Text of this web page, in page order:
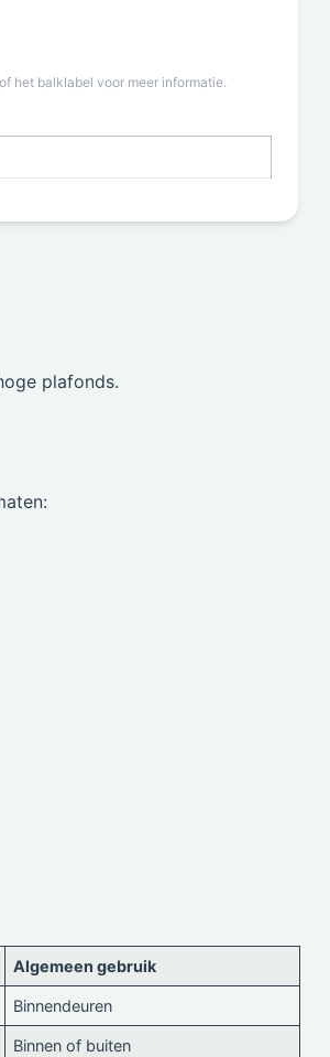
het balklabel voor meer informatie.
plafonds.
Algemeen gebruik
Binnendeuren
Binnen of buiten